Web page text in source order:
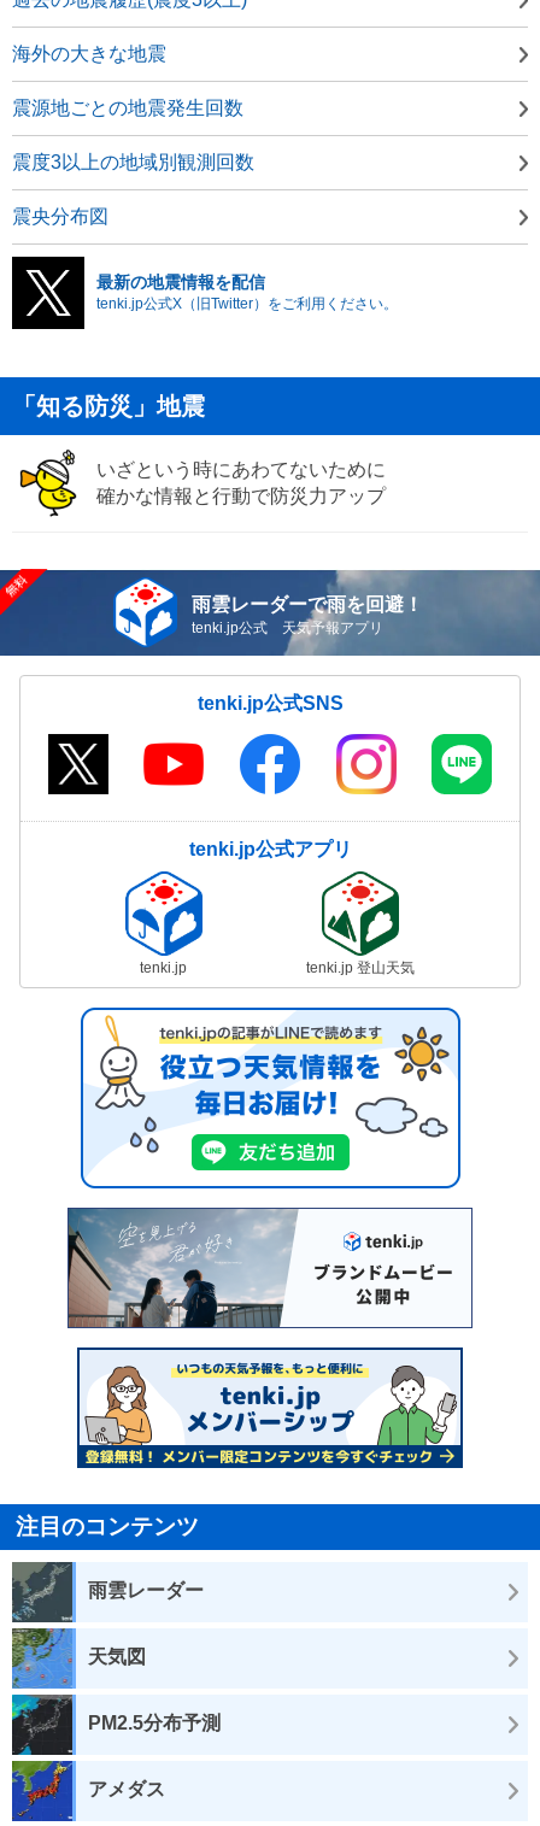
海外の大きな地震
震源地ごとの地震発生回数
震度3以上の地域別観測回数
震央分布図
最新の地震情報を配信
tenki.jp公式X（旧Twitter）をご利用ください。
「知る防災」地震
いざという時にあわてないために
確かな情報と行動で防災力アップ
雨雲レーダーで雨を回避！
tenki.jp公式 天気予報アプリ
tenki.jp公式SNS
tenki.jp公式アプリ
tenki.jp tenki.jp 登山天気
注目のコンテンツ
雨雲レーダー
天気図
PM2.5分布予測
アメダス